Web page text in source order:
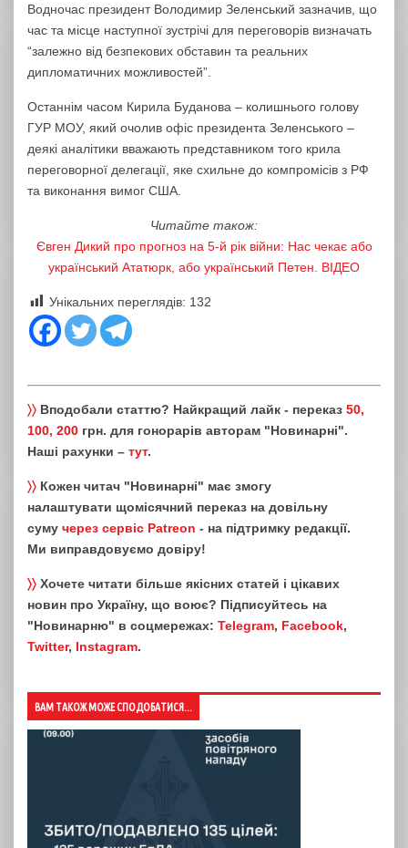
Водночас президент Володимир Зеленський зазначив, що
час та місце наступної зустрічі для переговорів визначать
“залежно від безпекових обставин та реальних
дипломатичних можливостей”.
Останнім часом Кирила Буданова – колишнього голову
ГУР МОУ, який очолив офіс президента Зеленського –
деякі аналітики вважають представником того крила
переговорної делегації, яке схильне до компромісів з РФ
та виконання вимог США.
Читайте також:
Євген Дикий про прогноз на 5-й рік війни: Нас чекає або
український Ататюрк, або український Петен. ВІДЕО
Унікальних переглядів: 132
〉〉 Вподобали статтю? Найкращий лайк - переказ 50,
100, 200 грн. для гонорарів авторам "Новинарні".
Наші рахунки – тут.
〉〉 Кожен читач "Новинарні" має змогу
налаштувати щомісячний переказ на довільну
суму через сервіс Patreon - на підтримку редакції.
Ми виправдовуємо довіру!
〉〉 Хочете читати більше якісних статей і цікавих
новин про Україну, що воює? Підписуйтесь на
"Новинарню" в соцмережах: Telegram, Facebook,
Twitter, Instagram.
ВАМ ТАКОЖ МОЖЕ СПОДОБАТИСЯ...